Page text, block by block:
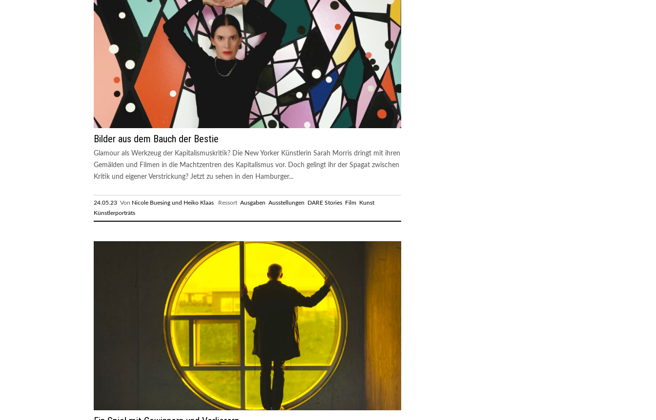
Bilder aus dem Bauch der Bestie
Glamour als Werkzeug der Kapitalismuskritik? Die New Yorker Künstlerin Sarah Morris dringt mit ihren
Gemälden und Filmen in die Machtzentren des Kapitalismus vor. Doch gelingt ihr der Spagat zwischen
Kritik und eigener Verstrickung? Jetzt zu sehen in den Hamburger...
24.05.23 Von Nicole Buesing und Heiko Klaas Ressort Ausgaben Ausstellungen DARE Stories Film Kunst
Künstlerporträts